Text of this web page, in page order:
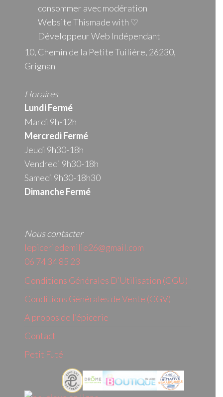
consommer avec modération
Website Thismade with ♡
Développeur Web Indépendant
10, Chemin de la Petite Tuilière, 26230,
Grignan
Horaires
Lundi Fermé
Mardi 9h-12h
MercrediFermé
Jeudi 9h30-18h
Vendredi 9h30-18h
Samedi 9h30-18h30
Dimanche Fermé
Nous contacter
lepiceriedemilie26@gmail.com
06 74 34 85 23
Conditions Générales D’Utilisation (CGU)
Conditions Générales de Vente (CGV)
A propos de l’épicerie
Contact
Petit Futé